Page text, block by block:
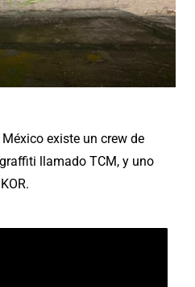
existe un crew de
llamado TCM, y uno